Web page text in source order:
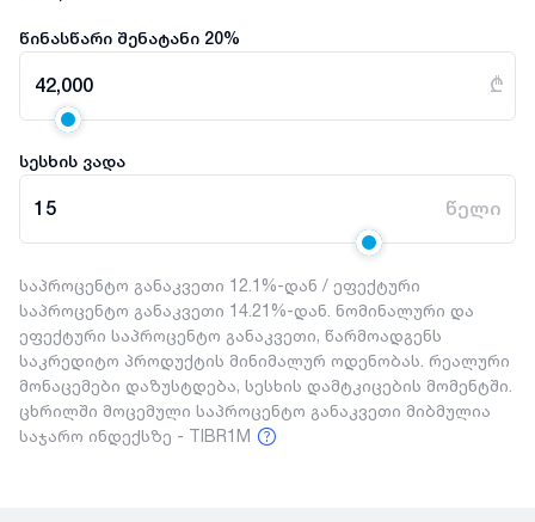
წინასწარი შენატანი 20%
42,000 ₾
სესხის ვადა
15 წელი
საპროცენტო განაკვეთი 12.1%-დან / ეფექტური
საპროცენტო განაკვეთი 14.21%-დან. ნომინალური და
ეფექტური საპროცენტო განაკვეთი, წარმოადგენს
საკრედიტო პროდუქტის მინიმალურ ოდენობას. რეალური
მონაცემები დაზუსტდება, სესხის დამტკიცების მომენტში.
ცხრილში მოცემული საპროცენტო განაკვეთი მიბმულია
საჯარო ინდექსზე - TIBR1M